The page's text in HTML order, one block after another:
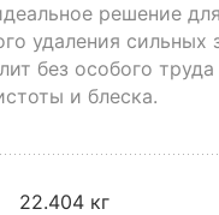
решение для
удаления сильных
без особого труда
и блеска.
22.404 кг